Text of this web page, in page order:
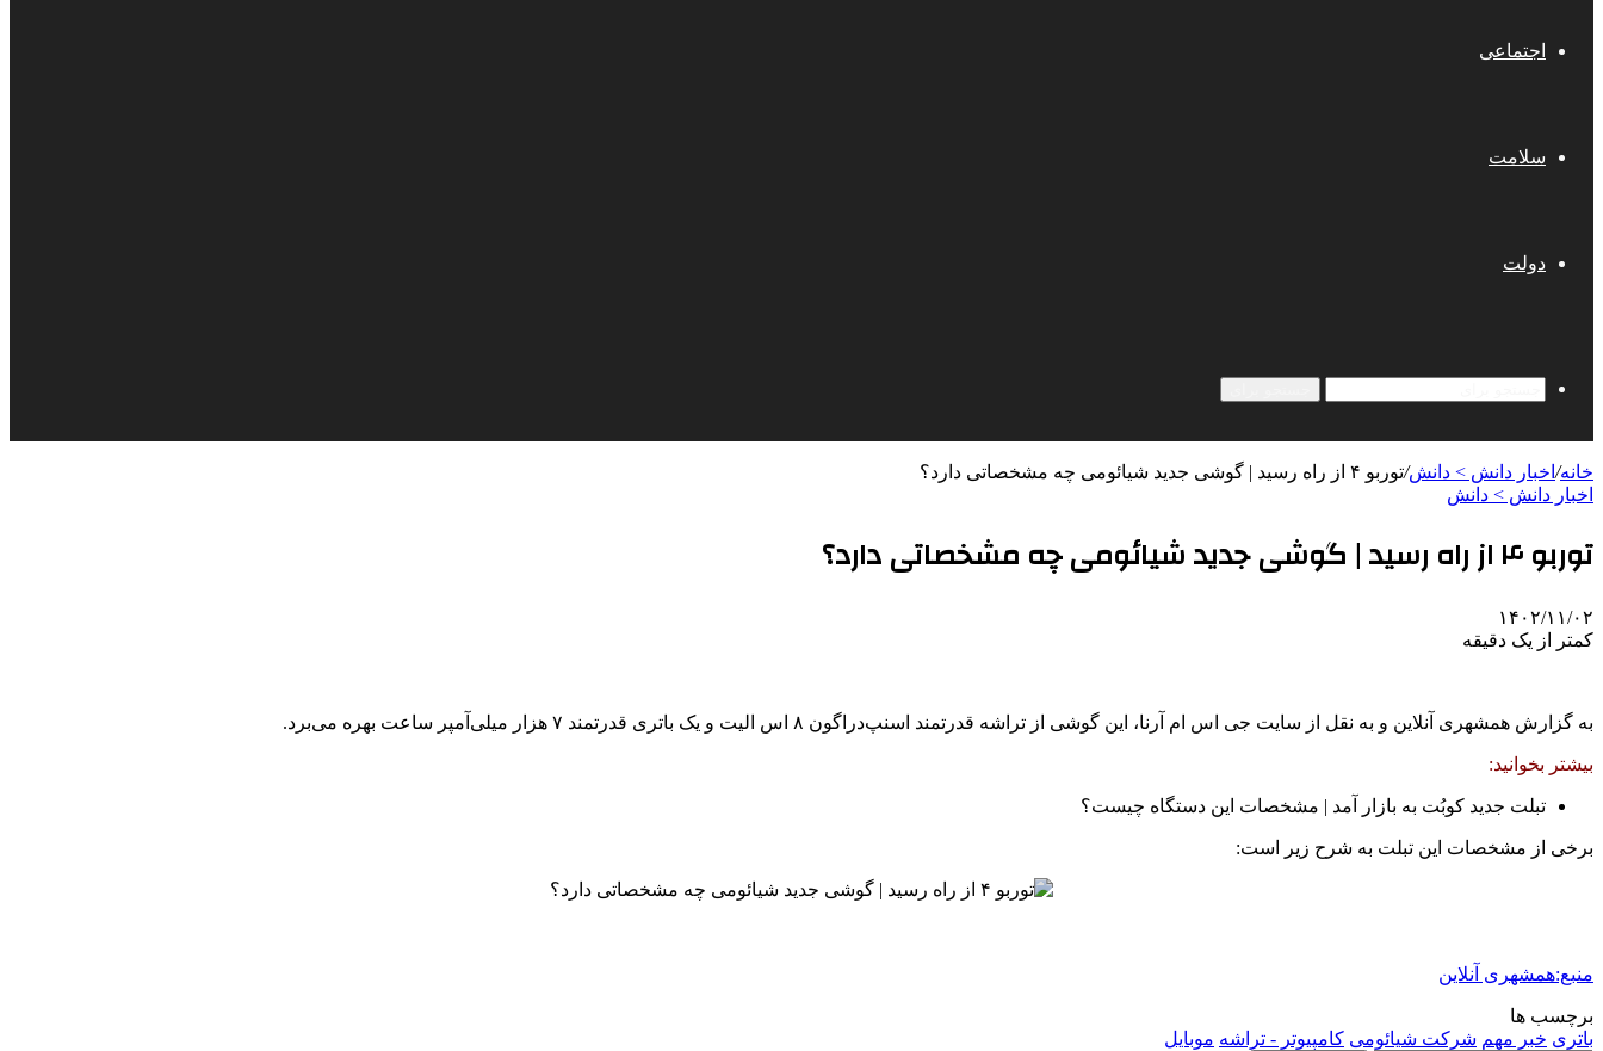
اجتماعی
سلامت
دولت
خانه/ اخبار دانش > دانش/توربو ۴ از راه رسید | گوشی جدید شیائومی چه مشخصاتی دارد؟
اخبار دانش > دانش
توربو ۴ از راه رسید | گوشی جدید شیائومی چه مشخصاتی دارد؟
۱۴۰۲/۱۱/۰۲
کمتر از یک دقیقه
به گزارش همشهری آنلاین و به نقل از سایت جی اس ام آرنا، این گوشی از تراشه قدرتمند اسنپ‌دراگون ۸ اس الیت و یک باتری قدرتمند ۷ هزار میلی‌آمپر ساعت‌ بهره می‌برد.
بیشتر بخوانید:
تبلت جدید کوبُت به بازار آمد | مشخصات این دستگاه چیست؟
برخی از مشخصات این تبلت به شرح زیر است:
منبع:همشهری آنلاین
برچسب ها
باتری خبر مهم شرکت شیائومی کامپیوتر - تراشه موبایل